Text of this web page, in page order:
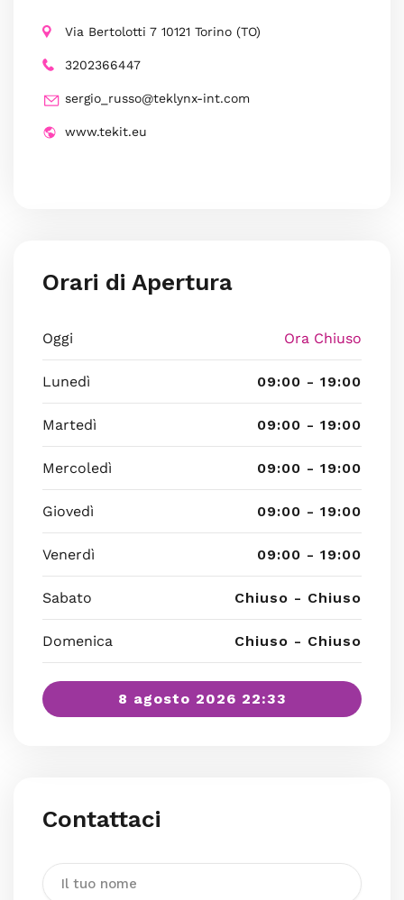
Via Bertolotti 7 10121 Torino (TO)
3202366447
sergio_russo@teklynx-int.com
www.tekit.eu
Orari di Apertura
Oggi Ora Chiuso
Lunedì 09:00 - 19:00
Martedì 09:00 - 19:00
Mercoledì 09:00 - 19:00
Giovedì 09:00 - 19:00
Venerdì 09:00 - 19:00
Sabato Chiuso - Chiuso
Domenica Chiuso - Chiuso
8 agosto 2026 22:33
Contattaci